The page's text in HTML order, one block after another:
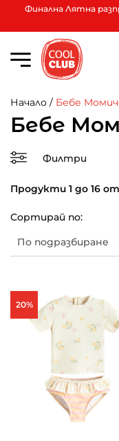
Финална Лятна
Начало / Бебе
Бебе
Филтри
Продукти 1 до 16
Сортирай по:
20%